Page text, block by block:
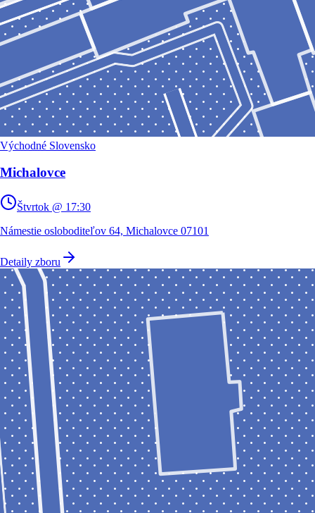
Východné Slovensko
Michalovce
Štvrtok @ 17:30
Námestie osloboditeľov 64, Michalovce 07101
Detaily zboru